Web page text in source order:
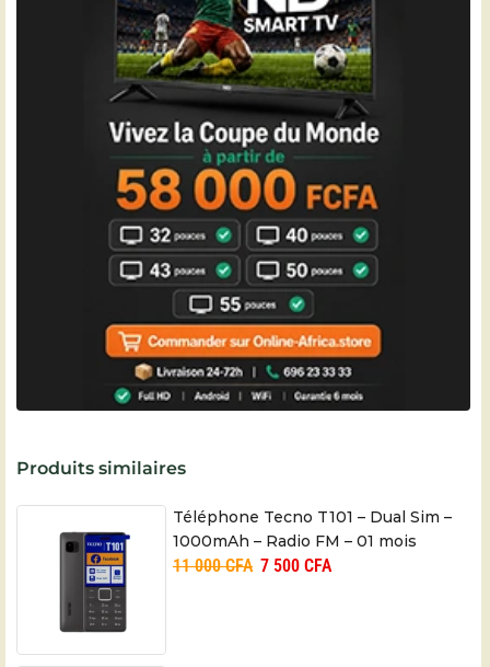
Produits similaires
Téléphone Tecno T101 – Dual Sim –
1000mAh – Radio FM – 01 mois
11 000CFA 7 500 CFA